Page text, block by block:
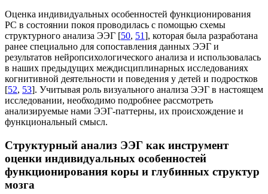
Оценка индивидуальных особенностей функционирования
РС в состоянии покоя проводилась с помощью схемы
структурного анализа ЭЭГ [50, 51], которая была разработана
ранее специально для сопоставления данных ЭЭГ и
результатов нейропсихологического анализа и использовалась
в наших предыдущих междисциплинарных исследованиях
когнитивной деятельности и поведения у детей и подростков
[52, 53]. Учитывая роль визуального анализа ЭЭГ в настоящем
исследовании, необходимо подробнее рассмотреть
анализируемые нами ЭЭГ-паттерны, их происхождение и
функциональный смысл.
Структурный анализ ЭЭГ как инструмент
оценки индивидуальных особенностей
функционирования коры и глубинных структур
мозга